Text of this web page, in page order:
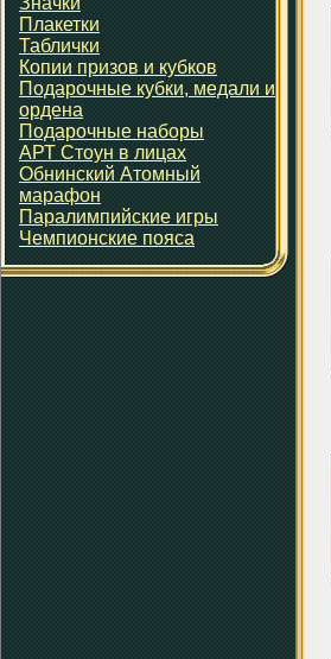
Плакетки
Таблички
Копии призов и кубков
Подарочные кубки, медали и
ордена
Подарочные наборы
АРТ Стоун в лицах
Обнинский Атомный
марафон
Паралимпийские игры
Чемпионские пояса